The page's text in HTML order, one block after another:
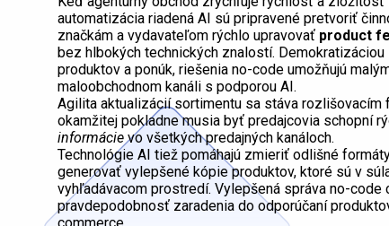
automatizácia riadená AI sú pripravené pretvoriť
značkám a vydavateľom rýchlo upravovať product
bez hlbokých technických znalostí.
produktov a ponúk, riešenia no-code umožňujú
maloobchodnom kanáli s podporou AI.
Agilita aktualizácií sortimentu sa stáva rozlišovacím
okamžitej pokladne musia byť predajcovia schopní
informácievo všetkých predajných kanáloch.
Technológie AI tiež pomáhajú zmieriť odlišné
generovať vylepšené kópie produktov, ktoré sú v
vyhľadávacom prostredí. Vylepšená správa no-
pravdepodobnosť zaradenia do odporúčaní